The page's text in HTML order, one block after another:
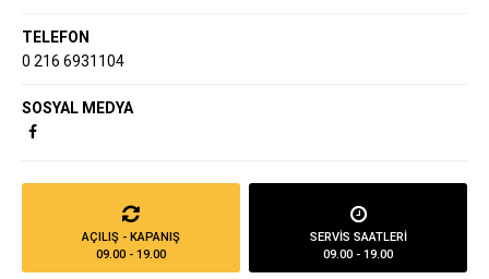
TELEFON
0 216 6931104
SOSYAL MEDYA
AÇILIŞ - KAPANIŞ
09.00 - 19.00
SERVİS SAATLERİ
09.00 - 19.00